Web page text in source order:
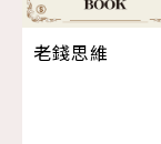
老錢思維